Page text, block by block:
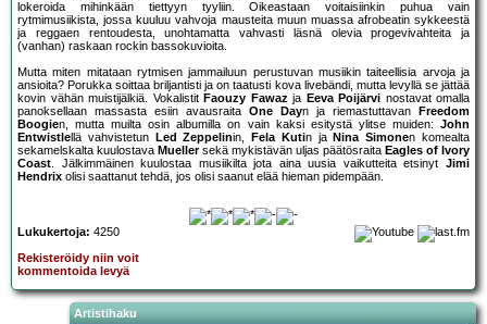
lokeroida mihinkään tiettyyn tyyliin. Oikeastaan voitaisiinkin puhua vain
rytmimusiikista, jossa kuuluu vahvoja mausteita muun muassa afrobeatin sykkeestä
ja reggaen rentoudesta, unohtamatta vahvasti läsnä olevia progevivahteita ja
(vanhan) raskaan rockin bassokuvioita.
Mutta miten mitataan rytmisen jammailuun perustuvan musiikin taiteellisia arvoja ja
ansioita? Porukka soittaa briljantisti ja on taatusti kova livebändi, mutta levyllä se jättää
kovin vähän muistijälkiä. Vokalistit Faouzy Fawazja Eeva Poijärvi nostavat omalla
panoksellaan massasta esiin avausraita One Dayn ja riemastuttavan
Freedom
Boogien, mutta muilta osin albumilla on vain kaksi esitystä ylitse muiden: John
Entwistle llä vahvistetun Led Zeppelinin, Fela Kutin ja Nina Simonen komealta
sekamelskalta kuulostava Muellersekä mykistävän uljas päätösraita Eagles of Ivory
Coast. Jälkimmäinen kuulostaa musiikilta jota aina uusia vaikutteita etsinyt Jimi
Hendrix olisi saattanut tehdä, jos olisi saanut elää hieman pidempään.
Lukukertoja: 4250
Rekisteröidy niin voit
kommentoida levyä
Artistihaku